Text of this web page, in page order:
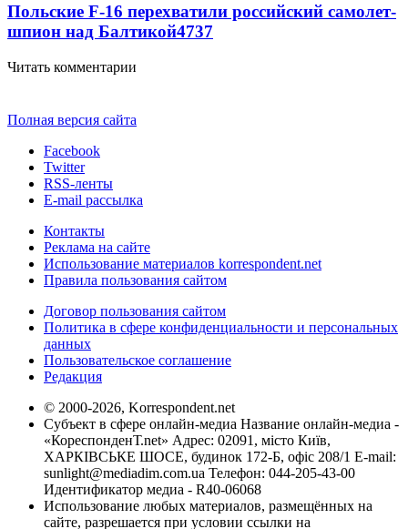
Польские F-16 перехватили российский самолет-
шпион над Балтикой4737
Читать комментарии
Полная версия сайта
Facebook
Twitter
RSS-ленты
E-mail рассылка
Контакты
Реклама на сайте
Использование материалов korrespondent.net
Правила пользования сайтом
Договор пользования сайтом
Политика в сфере конфиденциальности и персональных
данных
Пользовательское соглашение
Редакция
© 2000-2026, Korrespondent.net
Субъект в сфере онлайн-медиа Название онлайн-медиа -
«КореспонденТ.net» Адрес: 02091, місто Київ,
ХАРКІВСЬКЕ ШОСЕ, будинок 172-Б, офіс 208/1 E-mail:
sunlight@mediadim.com.ua Телефон: 044-205-43-00
Идентификатор медиа - R40-06068
Использование любых материалов, размещённых на
сайте, разрешается при условии ссылки на